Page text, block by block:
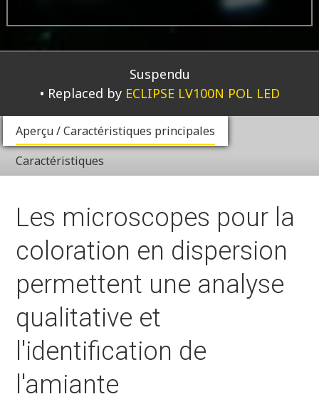
Suspendu
Replaced by ECLIPSE LV100N POL LED
Aperçu / Caractéristiques principales
Caractéristiques
Les microscopes pour la
coloration en dispersion
permettent une analyse
qualitative et
l'identification de
l'amiante